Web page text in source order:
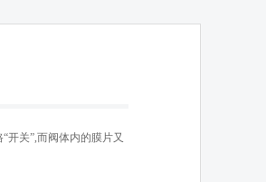
开关”,而阀体内的膜片又